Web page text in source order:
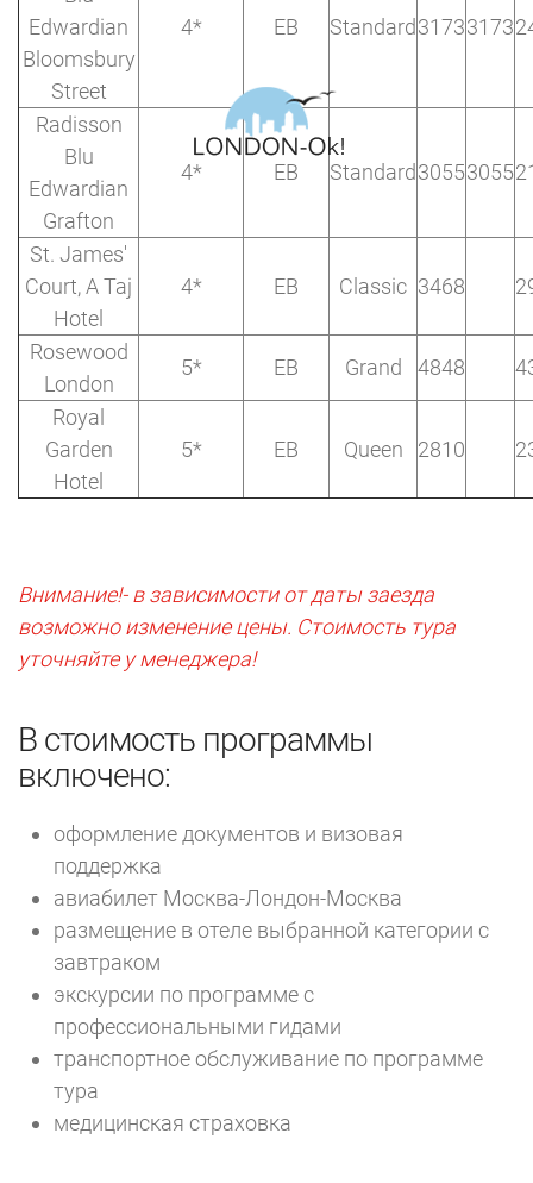
Edwardian
Bloomsbury
Street
4* EB Standard31733173
Radisson
Blu
Edwardian
Grafton
4* EB Standard30553055
St. James'
Court, A Taj
Hotel
4* EB Classic 3468
Rosewood
London
5* EB Grand 4848
Royal
Garden
Hotel
5* EB Queen 2810
Внимание!- в зависимости от даты заезда
возможно изменение цены. Стоимость тура
уточняйте у менеджера!
В стоимость программы
включено:
оформление документов и визовая
поддержка
авиабилет Москва-Лондон-Москва
размещение в отеле выбранной категории с
завтраком
экскурсии по программе с
профессиональными гидами
транспортное обслуживание по программе
тура
медицинская страховка